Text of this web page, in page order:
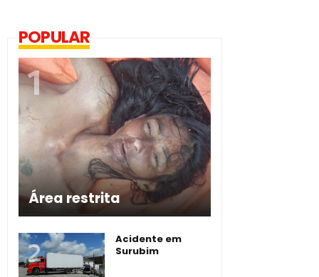
POPULAR
Área restrita
Acidente em
Surubim